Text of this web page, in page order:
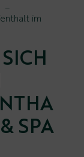
im
SPA